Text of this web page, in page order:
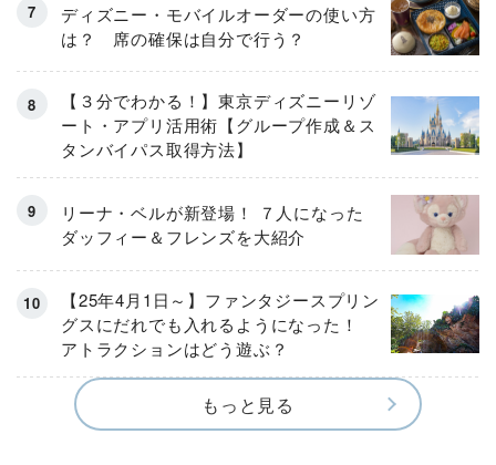
ディズニー・モバイルオーダーの使い方
は？ 席の確保は自分で行う？
【３分でわかる！】東京ディズニーリゾ
ート・アプリ活用術【グループ作成＆ス
タンバイパス取得方法】
リーナ・ベルが新登場！ ７人になった
ダッフィー＆フレンズを大紹介
【25年4月1日～】ファンタジースプリン
グスにだれでも入れるようになった！
アトラクションはどう遊ぶ？
もっと見る